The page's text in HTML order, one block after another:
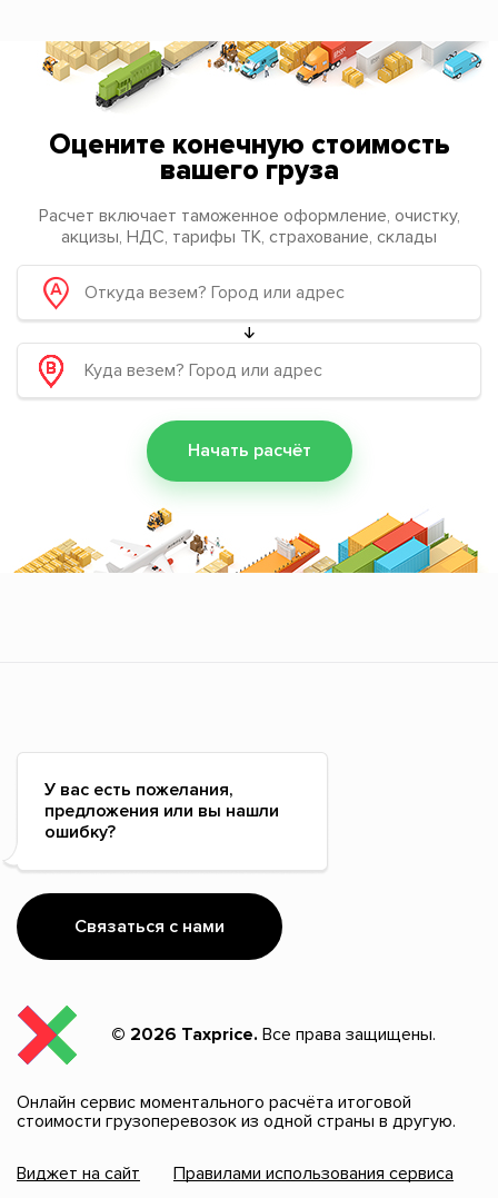
Оцените конечную стоимость
вашего груза
Расчет включает таможенное оформление, очистку,
акцизы, НДС, тарифы ТК, страхование, склады
Начать расчёт
У вас есть пожелания,
предложения или вы нашли
ошибку?
Связаться с нами
© 2026 Taxprice. Все права защищены.
Онлайн сервис моментального расчёта итоговой
стоимости грузоперевозок из одной страны в другую.
Виджет на сайт Правилами использования сервиса